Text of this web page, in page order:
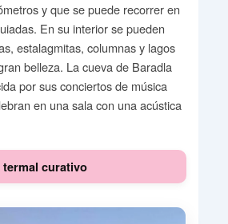
y que se puede recorrer en
En su interior se pueden
estalagmitas, columnas y lagos
belleza. La cueva de Baradla
por sus conciertos de música
en una sala con una acústica
termal curativo